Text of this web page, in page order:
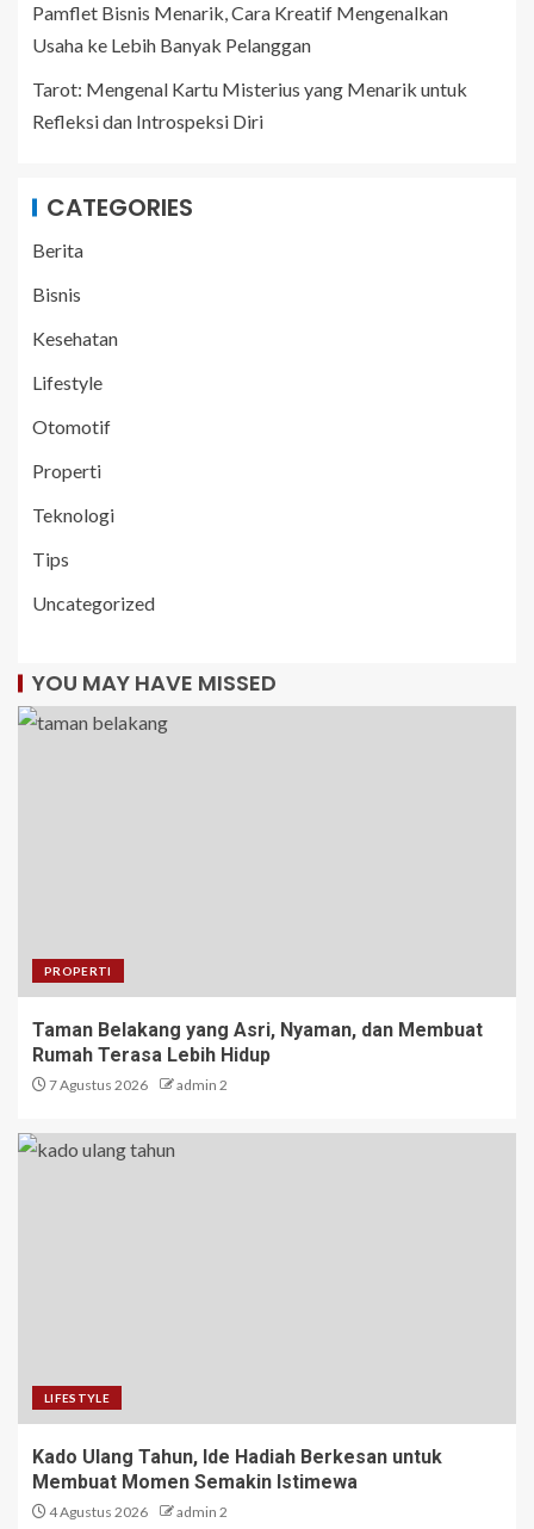
Pamflet Bisnis Menarik, Cara Kreatif Mengenalkan
Usaha ke Lebih Banyak Pelanggan
Tarot: Mengenal Kartu Misterius yang Menarik untuk
Refleksi dan Introspeksi Diri
CATEGORIES
Berita
Bisnis
Kesehatan
Lifestyle
Otomotif
Properti
Teknologi
Tips
Uncategorized
YOU MAY HAVE MISSED
PROPERTI
Taman Belakang yang Asri, Nyaman, dan Membuat
Rumah Terasa Lebih Hidup
7 Agustus 2026 admin 2
LIFESTYLE
Kado Ulang Tahun, Ide Hadiah Berkesan untuk
Membuat Momen Semakin Istimewa
4 Agustus 2026 admin 2